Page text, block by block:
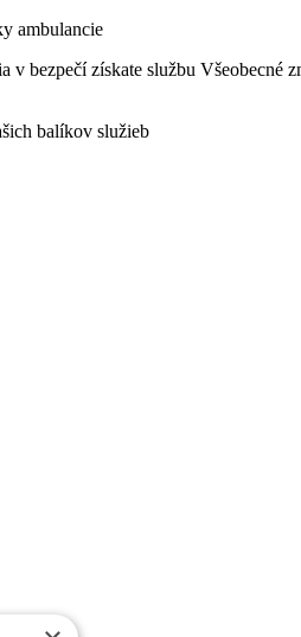
ambulancie
v bezpečí získate službu Všeobecné
balíkov služieb